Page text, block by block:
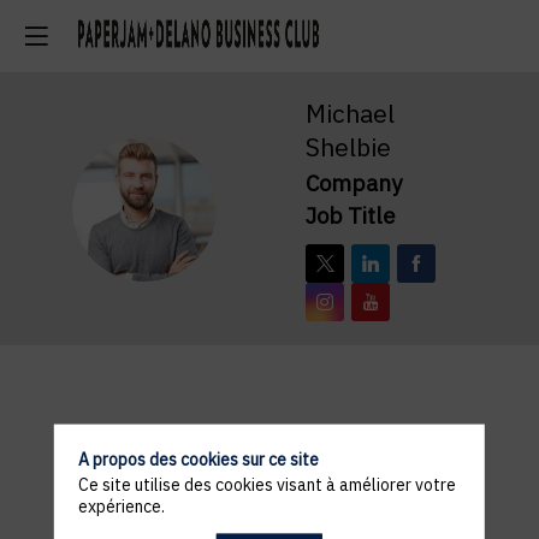
MS
Michael
Shelbie
Company
Job Title
Lorem ipsum dolor sit amet, consectetur adipiscing
elit, sed do eiusmod tempor incididunt ut labore et
dolore magna aliqua. Ut enim ad minim veniam, quis
A propos des cookies sur ce site
Ce site utilise des cookies visant à améliorer votre
expérience.